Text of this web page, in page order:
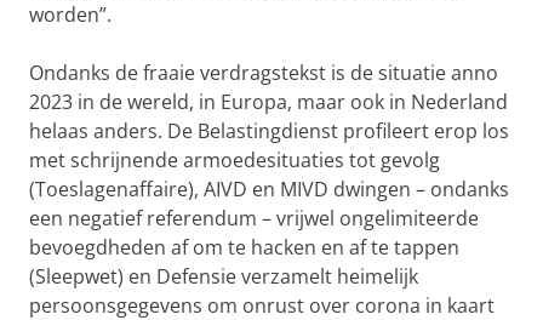
worden”.
Ondanks de fraaie verdragstekst is de situatie anno
2023 in de wereld, in Europa, maar ook in Nederland
helaas anders. De Belastingdienst profileert erop los
met schrijnende armoedesituaties tot gevolg
(Toeslagenaffaire), AIVD en MIVD dwingen – ondanks
een negatief referendum – vrijwel ongelimiteerde
bevoegdheden af om te hacken en af te tappen
(Sleepwet) en Defensie verzamelt heimelijk
persoonsgegevens om onrust over corona in kaart